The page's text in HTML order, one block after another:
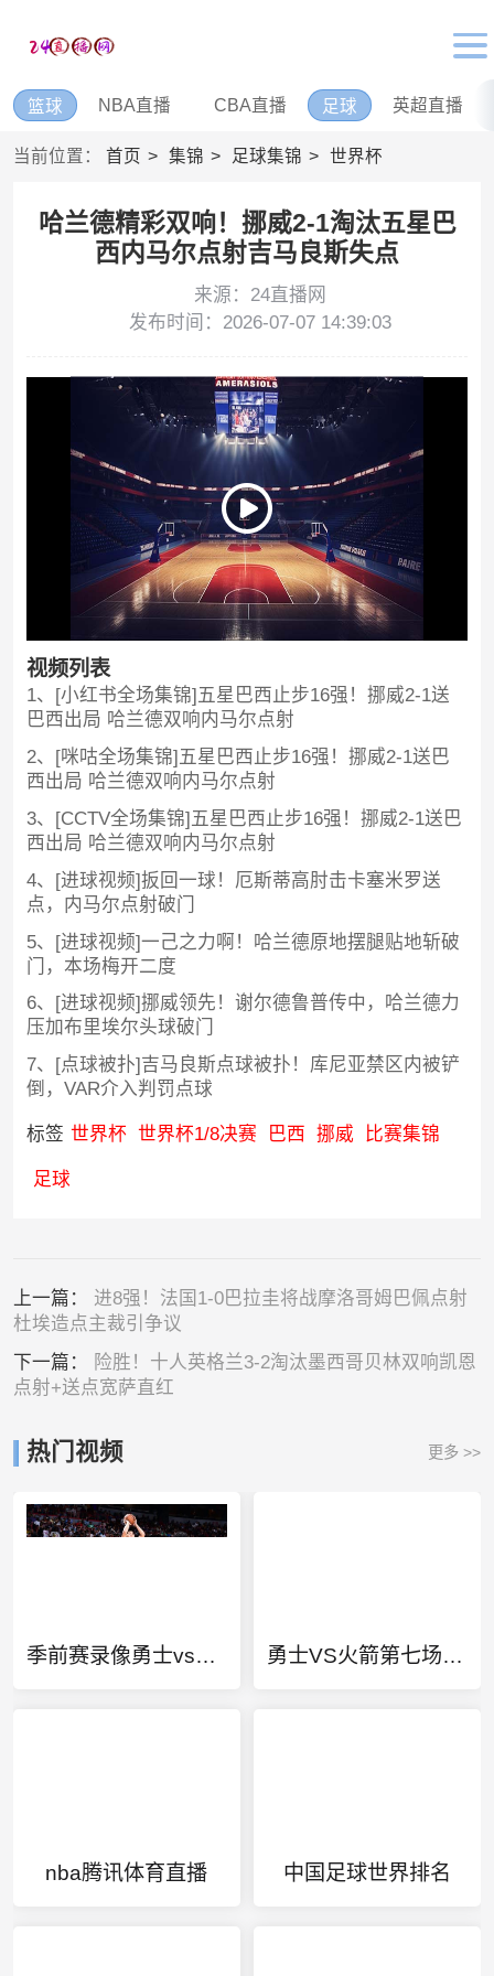
篮球 NBA直播 CBA直播 足球 英超直播
当前位置： 首页 集锦 足球集锦 世界杯
哈兰德精彩双响！挪威2-1淘汰五星巴
西内马尔点射吉马良斯失点
来源：24直播网
发布时间：2026-07-07 14:39:03
视频列表
1、[小红书全场集锦]五星巴西止步16强！挪威2-1送
巴西出局 哈兰德双响内马尔点射
2、[咪咕全场集锦]五星巴西止步16强！挪威2-1送巴
西出局 哈兰德双响内马尔点射
3、[CCTV全场集锦]五星巴西止步16强！挪威2-1送巴
西出局 哈兰德双响内马尔点射
4、[进球视频]扳回一球！厄斯蒂高肘击卡塞米罗送
点，内马尔点射破门
5、[进球视频]一己之力啊！哈兰德原地摆腿贴地斩破
门，本场梅开二度
6、[进球视频]挪威领先！谢尔德鲁普传中，哈兰德力
压加布里埃尔头球破门
7、[点球被扑]吉马良斯点球被扑！库尼亚禁区内被铲
倒，VAR介入判罚点球
标签 世界杯 世界杯1/8决赛 巴西 挪威 比赛集锦
足球
上一篇： 进8强！法国1-0巴拉圭将战摩洛哥姆巴佩点射
杜埃造点主裁引争议
下一篇：
险胜！十人英格兰3-2淘汰墨西哥贝林双响凯恩
点射+送点宽萨直红
热门视频 更多 >>
季前赛录像勇士vs湖人 勇士VS火箭第七场央视网
nba腾讯体育直播 中国足球世界排名